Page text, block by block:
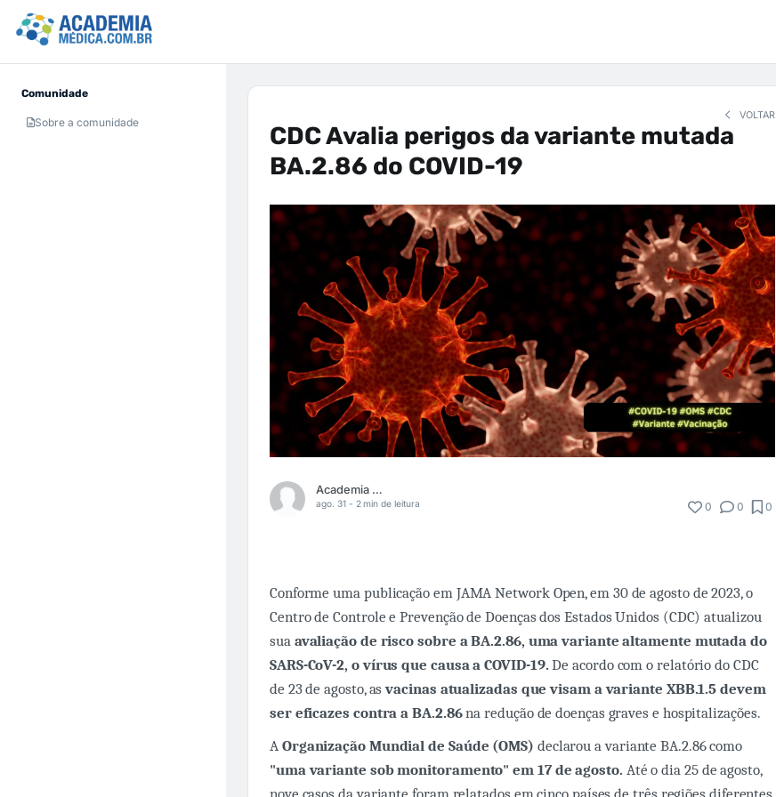
Comunidade
Sobre a comunidade
VOLTAR
CDC Avalia perigos da variante mutada
BA.2.86 do COVID-19
Academia Médica
ago. 31 - 2 min de leitura 0 0 0
Conforme uma publicação em JAMA Network Open, em 30 de agosto de 2023, o
Centro de Controle e Prevenção de Doenças dos Estados Unidos (CDC) atualizou
sua avaliação de risco sobre a BA.2.86, uma variante altamente mutada do
SARS-CoV-2, o vírus que causa a COVID-19. De acordo com o relatório do CDC
de 23 de agosto, asvacinas atualizadas que visam a variante XBB.1.5 devem
ser eficazes contra a BA.2.86na redução de doenças graves e hospitalizações.
A Organização Mundial de Saúde (OMS) declarou a variante BA.2.86 como
"uma variante sob monitoramento" em 17 de agosto. Até o dia 25 de agosto,
nove casos da variante foram relatados em cinco países de três regiões diferentes